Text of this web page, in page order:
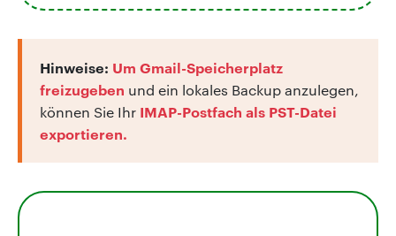
Hinweise: Um Gmail-Speicherplatz
freizugeben und ein lokales Backup anzulegen,
können Sie Ihr IMAP-Postfach als PST-Datei
exportieren.